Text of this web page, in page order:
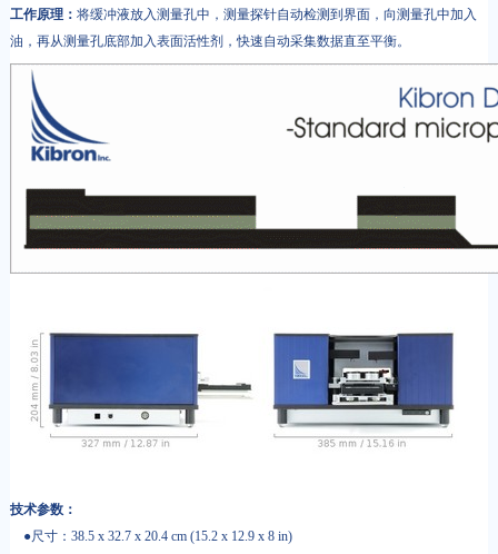
工作原理： 将缓冲液放入测量孔中，测量探针自动检测到界面，向测量孔中加入
油，再从测量孔底部加入表面活性剂，快速自动采集数据直至平衡。
技术参数：
●尺寸：38.5 x 32.7 x 20.4 cm (15.2 x 12.9 x 8 in)